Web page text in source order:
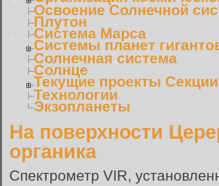
Освоение Солнечной
Плутон
Система Марса
Системы планет
Солнечная система
Солнце
Текущие проекты Секции
Технологии
Экзопланеты
На поверхности
органика
Спектрометр VIR,